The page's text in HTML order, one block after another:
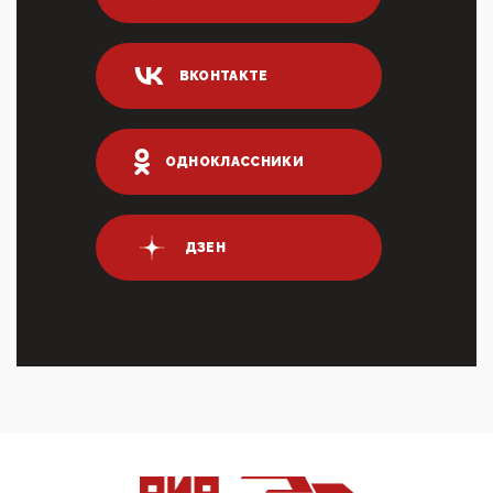
Суммарное вознаграждение менеджменту в 15
крупных банках по итогам 2025 года превысило 63
млрд руб. ...
03:01, 10 Апреля 2026
что союзники просили Киев не наносить удары по
энергети...
01:54, 10 Апреля 2026
ПрезидентПутинвчера вечером обьявил
Пасхальное перемирие с 16 часов субботы до конца
дня Воскресен...
01:09, 10 Апреля 2026
ВКОНТАКТЕ
ОДНОКЛАССНИКИ
ДЗЕН